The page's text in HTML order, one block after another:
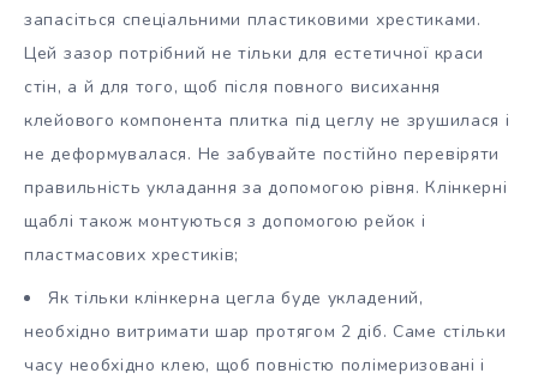
запасіться спеціальними пластиковими хрестиками.
Цей зазор потрібний не тільки для естетичної краси
стін, а й для того, щоб після повного висихання
клейового компонента плитка під цеглу не зрушилася і
не деформувалася. Не забувайте постійно перевіряти
правильність укладання за допомогою рівня. Клінкерні
щаблі також монтуються з допомогою рейок і
пластмасових хрестиків;
Як тільки клінкерна цегла буде укладений,
необхідно витримати шар протягом 2 діб. Саме стільки
часу необхідно клею, щоб повністю полімеризовані і